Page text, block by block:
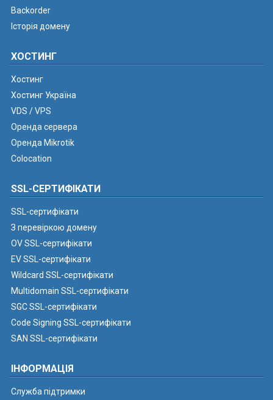
Backorder
Історія домену
ХОСТИНГ
Хостинг
Хостинг Україна
VDS / VPS
Оренда сервера
Оренда Mikrotik
Colocation
SSL-СЕРТИФІКАТИ
SSL-сертифікати
З перевіркою домену
OV SSL-сертифікати
EV SSL-сертифікати
Wildcard SSL-сертифікати
Multidomain SSL-сертифікати
SGC SSL-сертифікати
Code Signing SSL-сертифікати
SAN SSL-сертифікати
ІНФОРМАЦІЯ
Служба підтримки